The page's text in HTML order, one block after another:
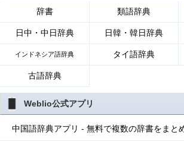
辞書 類語辞典
日中・中日辞典 日韓・韓日辞典
インドネシア語辞典 タイ語辞典
古語辞典
Weblio公式アプリ
中国語辞典アプリ - 無料で複数の辞書をまと